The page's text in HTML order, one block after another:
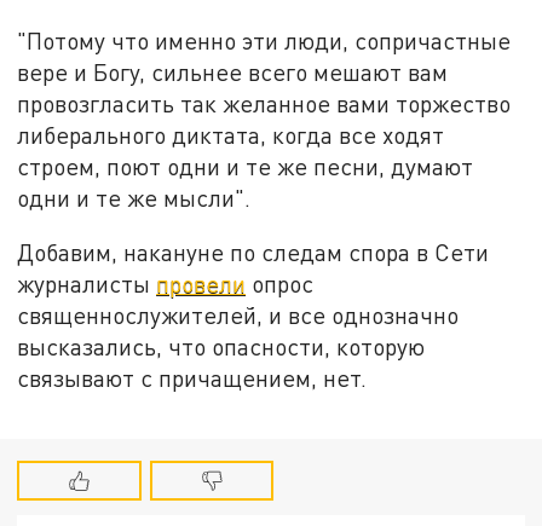
"Потому что именно эти люди, сопричастные
вере и Богу, сильнее всего мешают вам
провозгласить так желанное вами торжество
либерального диктата, когда все ходят
строем, поют одни и те же песни, думают
одни и те же мысли".
Добавим, накануне по следам спора в Сети
журналисты провели опрос
священнослужителей, и все однозначно
высказались, что опасности, которую
связывают с причащением, нет.